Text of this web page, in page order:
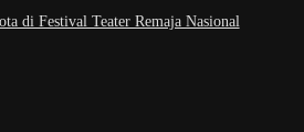
di Festival Teater Remaja Nasional